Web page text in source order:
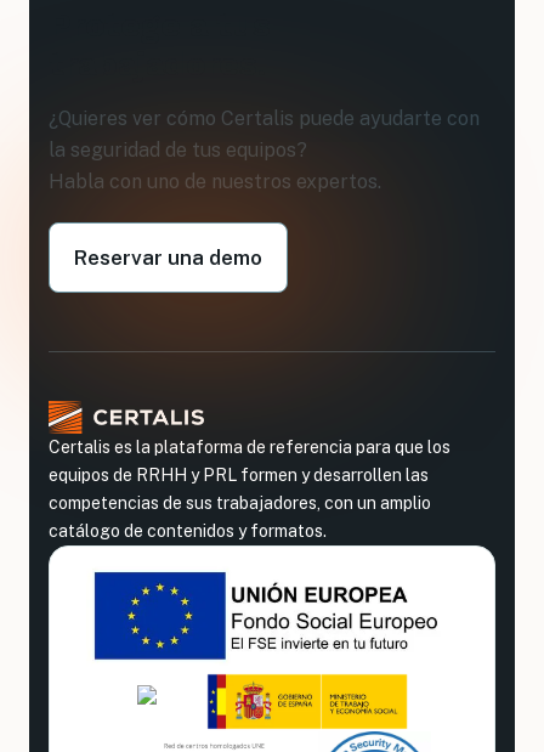
¿Quieres ver cómo Certalis puede ayudarte con
la seguridad de tus equipos?
Habla con uno de nuestros expertos.
Reservar una demo
Certalis es la plataforma de referencia para que los
equipos de RRHH y PRL formen y desarrollen las
competencias de sus trabajadores, con un amplio
catálogo de contenidos y formatos.